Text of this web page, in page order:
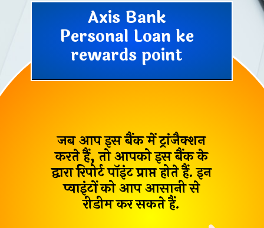
Axis Bank
Personal Loan ke
rewards point
जब आप इस बैंक में ट्रांजैक्शन
करते हैं, तो आपको इस बैंक के
द्वारा रिपोर्ट पॉइंट प्राप्त होते हैं. इन
प्वाइंटों को आप आसानी से
रीडीम कर सकते हैं.